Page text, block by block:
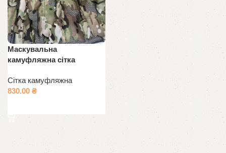
Маскувальна
камуфляжна сітка
Сітка камуфляжна
830.00 ₴